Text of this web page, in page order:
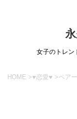
女子のトレン
HOME >♥恋愛♥ >ペア